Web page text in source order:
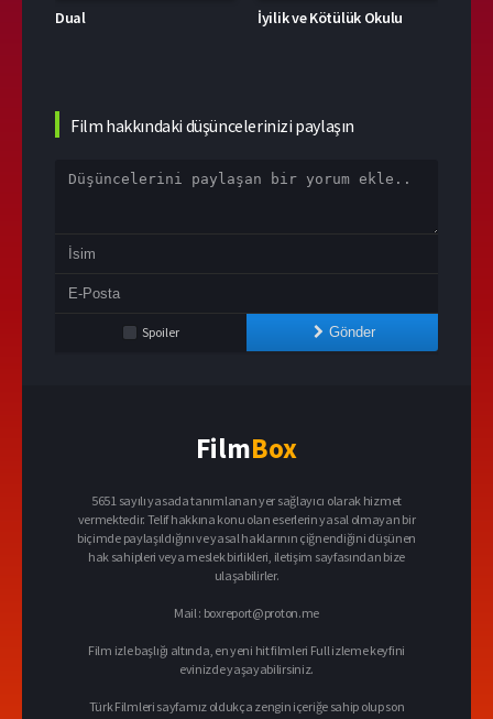
Dual İyilik ve Kötülük Okulu
Film hakkındaki düşüncelerinizi paylaşın
Spoiler Gönder
FilmBox
5651 sayılı yasada tanımlanan yer sağlayıcı olarak hizmet
vermektedir. Telif hakkına konu olan eserlerin yasal olmayan bir
biçimde paylaşıldığını ve yasal haklarının çiğnendiğini düşünen
hak sahipleri veya meslek birlikleri, iletişim sayfasından bize
ulaşabilirler.
Mail : boxreport@proton.me
Film izle başlığı altında, en yeni hit filmleri Full izleme keyfini
evinizde yaşayabilirsiniz.
Türk Filmleri sayfamız oldukça zengin içeriğe sahip olup son